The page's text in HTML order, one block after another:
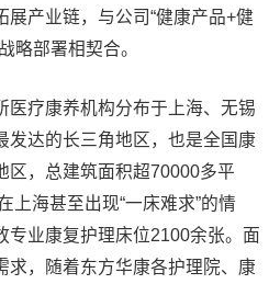
产业链，与公司“健康产品+健
略部署相契合。
医疗康养机构分布于上海、无锡
发达的长三角地区，也是全国康
区，总建筑面积超70000多平
上海甚至出现“一床难求”的情
专业康复护理床位2100余张。面
求，随着东方华康各护理院、康